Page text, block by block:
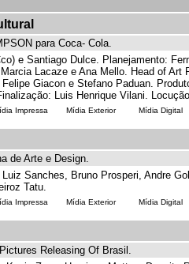
para Coca- Cola.
e Santiago Dulce. Planejamento:
Lacaze e Ana Mello. Head of
Giacon e Stefano Paduan.
Luis Henrique Vilani.
Impressa Mídia Exterior Mídia Digital
de Arte e Design.
Sanches, Bruno Prosperi, Andre
Tatu.
Impressa Mídia Exterior Mídia Digital
Releasing Of Brasil.